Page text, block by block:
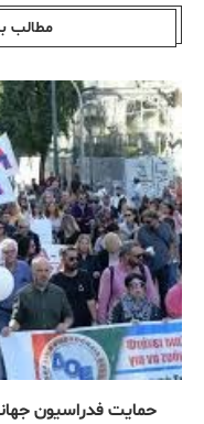
مطالب
حمایت فدراسیون